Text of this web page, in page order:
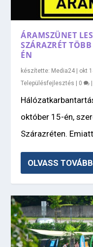
ÁRAMSZÜNET
SZÁRAZRÉT
ÉN
készítette: Media24 okt
Településfejlesztés
0
október 15-én,
Szárazréten.
OLVASS TOVÁBB